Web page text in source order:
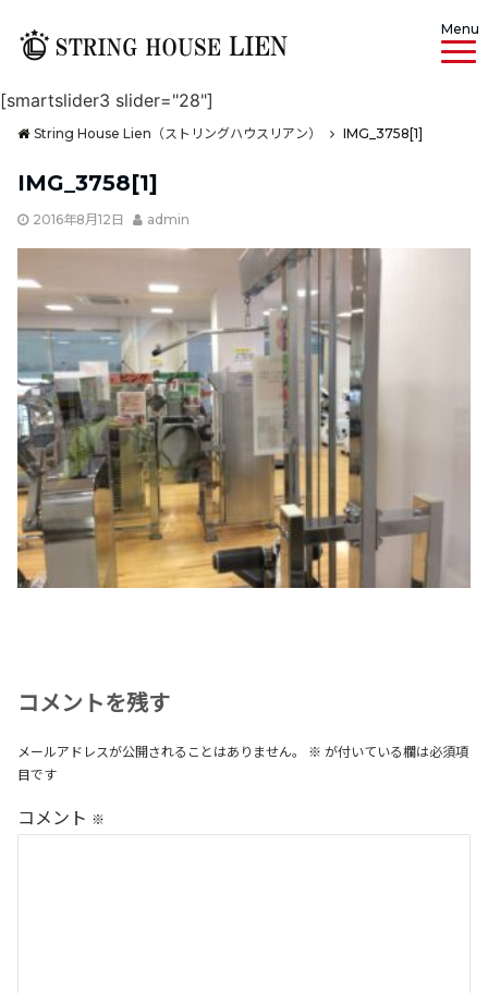
Menu
[smartslider3 slider="28"]
String House Lien（ストリングハウスリアン） IMG_3758[1]
IMG_3758[1]
2016年8月12日 admin
コメントを残す
メールアドレスが公開されることはありません。 ※ が付いている欄は必須項
目です
コメント ※